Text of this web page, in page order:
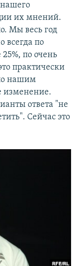
их мнений.
Мы весь год
всегда по
по очень
практически
нашим
изменение.
ответа "не
Сейчас это